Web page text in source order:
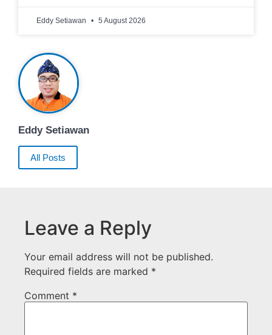
Eddy Setiawan
All Posts
Eddy Setiawan 5 August 2026
Leave a Reply
Your email address will not be published.
Required fields are marked *
Comment *